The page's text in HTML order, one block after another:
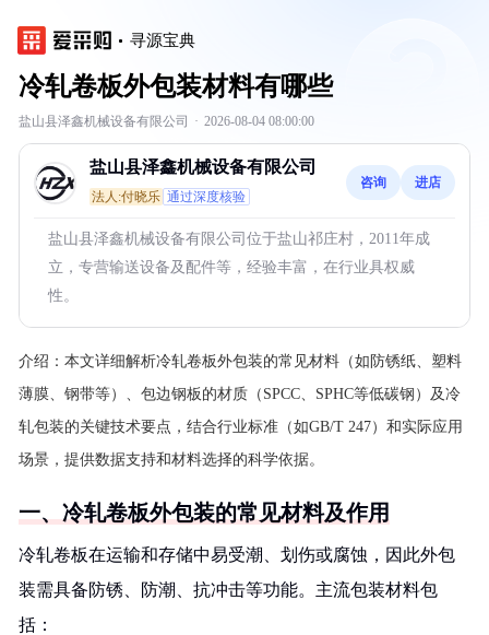
寻源宝典
冷轧卷板外包装材料有哪些
盐山县泽鑫机械设备有限公司 · 2026-08-04 08:00:00
盐山县泽鑫机械设备有限公司
法人:付晓乐 通过深度核验
咨询 进店
盐山县泽鑫机械设备有限公司位于盐山祁庄村，2011年成
立，专营输送设备及配件等，经验丰富，在行业具权威
性。
介绍： 本文详细解析冷轧卷板外包装的常见材料（如防锈纸、塑料
薄膜、钢带等）、包边钢板的材质（SPCC、SPHC等低碳钢）及冷
轧包装的关键技术要点，结合行业标准（如GB/T 247）和实际应用
场景，提供数据支持和材料选择的科学依据。
一、冷轧卷板外包装的常见材料及作用
冷轧卷板在运输和存储中易受潮、划伤或腐蚀，因此外包
装需具备防锈、防潮、抗冲击等功能。主流包装材料包
括：